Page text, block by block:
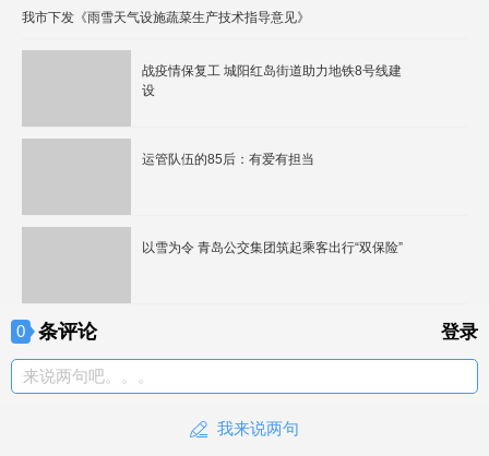
我市下发《雨雪天气设施蔬菜生产技术指导意见》
战疫情保复工 城阳红岛街道助力地铁8号线建
设
运管队伍的85后：有爱有担当
以雪为令 青岛公交集团筑起乘客出行“双保险”
0 条评论 登录
来说两句吧。。。
我来说两句